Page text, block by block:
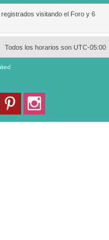
visitando el Foro y 6
Todos los horarios son UTC-05:00